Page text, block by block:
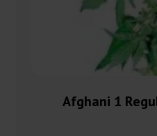
Afghani 1